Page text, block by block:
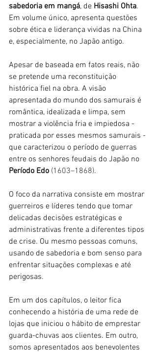
sabedoria em mangá, de Hisashi Ohta.
Em volume único, apresenta questões
sobre ética e liderança vividas na China
e, especialmente, no Japão antigo.
Apesar de baseada em fatos reais, não
se pretende uma reconstituição
histórica fiel na obra. A visão
apresentada do mundo dos samurais é
romântica, idealizada e limpa, sem
mostrar a violência fria e impiedosa -
praticada por esses mesmos samurais -
que caracterizou o período de guerras
entre os senhores feudais do Japão no
Período Edo (1603–1868).
O foco da narrativa consiste em mostrar
guerreiros e líderes tendo que tomar
delicadas decisões estratégicas e
administrativas frente a diferentes tipos
de crise. Ou mesmo pessoas comuns,
usando de sabedoria e bom senso para
enfrentar situações complexas e até
perigosas.
Em um dos capítulos, o leitor fica
conhecendo a história de uma rede de
lojas que iniciou o hábito de emprestar
guarda-chuvas aos clientes. Em outro,
somos apresentados aos benevolentes